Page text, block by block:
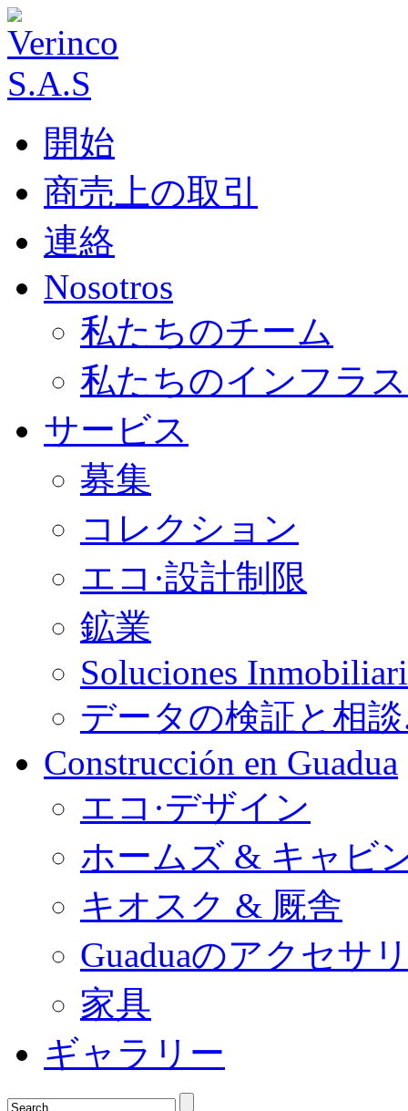
開始
商売上の取引
連絡
Nosotros
私たちのチーム
私たちのインフラ
サービス
募集
コレクション
エコ·設計制限
鉱業
Soluciones
データの検証と相
Construcción en Guadua
エコ·デザイン
ホームズ & キャビ
キオスク & 厩舎
Guaduaのアクセサ
家具
ギャラリー